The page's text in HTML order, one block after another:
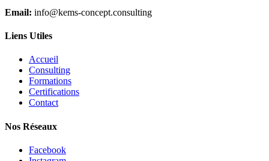
Email: info@kems-concept.consulting
Liens Utiles
Accueil
Consulting
Formations
Certifications
Contact
Nos Réseaux
Facebook